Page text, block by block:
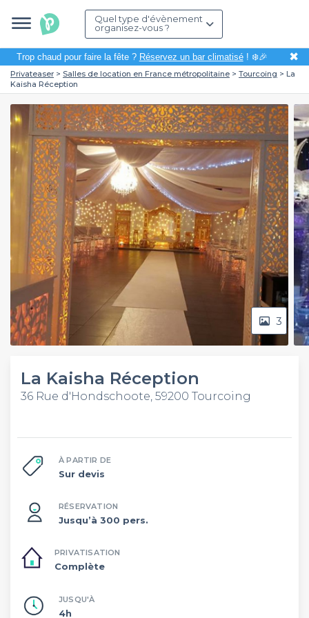
Quel type d'évènement
organisez-vous ?
Trop chaud pour faire la fête ? Réservez un bar climatisé! ❄️🎉 ✖
Privateaser Salles de location en France métropolitaine Tourcoing
La
Kaisha Réception
3
La Kaisha Réception
36 Rue d'Hondschoote, 59200 Tourcoing
À PARTIR DE
Sur devis
RÉSERVATION
Jusqu’à 300 pers.
PRIVATISATION
Complète
JUSQU'À
4h